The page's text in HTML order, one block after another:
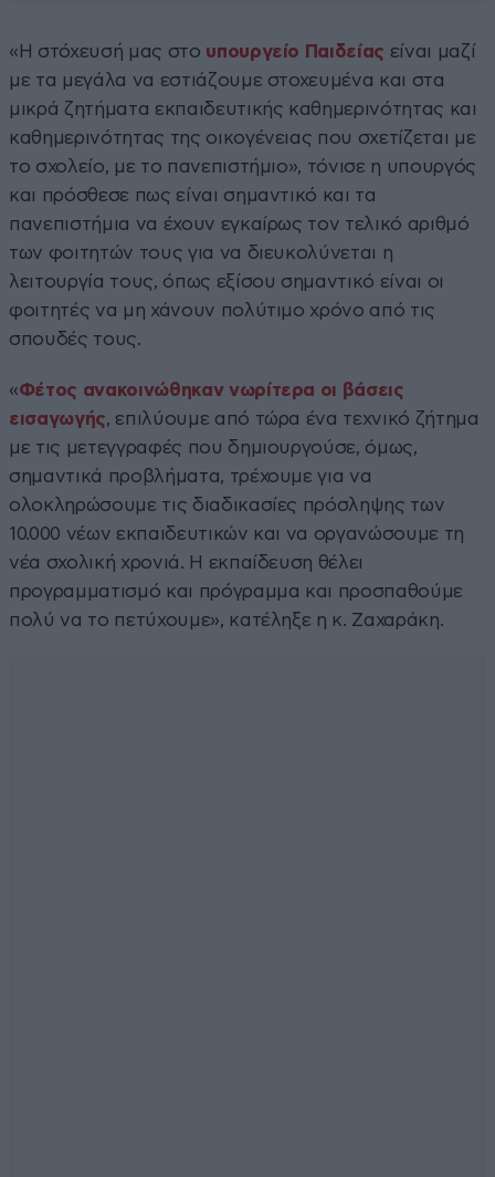
«Η στόχευσή μας στο υπουργείο Παιδείας είναι μαζί
με τα μεγάλα να εστιάζουμε στοχευμένα και στα
μικρά ζητήματα εκπαιδευτικής καθημερινότητας και
καθημερινότητας της οικογένειας που σχετίζεται με
το σχολείο, με το πανεπιστήμιο», τόνισε η υπουργός
και πρόσθεσε πως είναι σημαντικό και τα
πανεπιστήμια να έχουν εγκαίρως τον τελικό αριθμό
των φοιτητών τους για να διευκολύνεται η
λειτουργία τους, όπως εξίσου σημαντικό είναι οι
φοιτητές να μη χάνουν πολύτιμο χρόνο από τις
σπουδές τους.
«Φέτος ανακοινώθηκαν νωρίτερα οι βάσεις
εισαγωγής, επιλύουμε από τώρα ένα τεχνικό ζήτημα
με τις μετεγγραφές που δημιουργούσε, όμως,
σημαντικά προβλήματα, τρέχουμε για να
ολοκληρώσουμε τις διαδικασίες πρόσληψης των
10.000 νέων εκπαιδευτικών και να οργανώσουμε τη
νέα σχολική χρονιά. Η εκπαίδευση θέλει
προγραμματισμό και πρόγραμμα και προσπαθούμε
πολύ να το πετύχουμε», κατέληξε η κ. Ζαχαράκη.